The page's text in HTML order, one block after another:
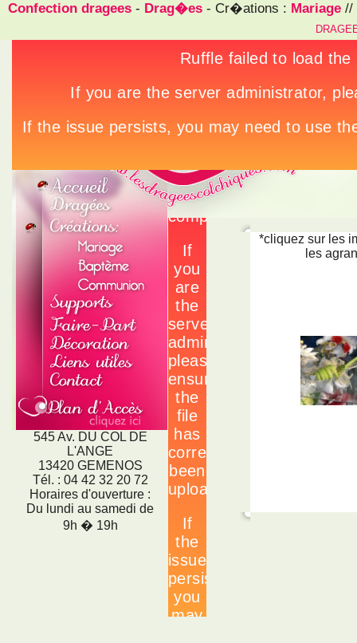
Confection dragees - Drag�es - Cr�ations : Mariage //
545 Av. DU COL DE
L'ANGE
13420 GEMENOS
Tél. : 04 42 32 20 72
Horaires d'ouverture :
Du lundi au samedi de
9h � 19h
*cliquez sur les
les